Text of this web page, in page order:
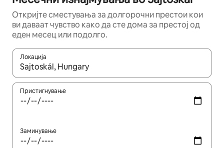
Откријте сместувања за долгорочни престои кои
ви даваат чувство како да сте дома за престој од
еден месец или подолго.
Локација
Кога резултатите се достапни, движете се со копчињата
Пристигнување
Заминување